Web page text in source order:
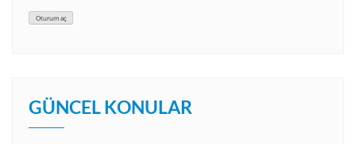
Oturum aç
GÜNCEL KONULAR